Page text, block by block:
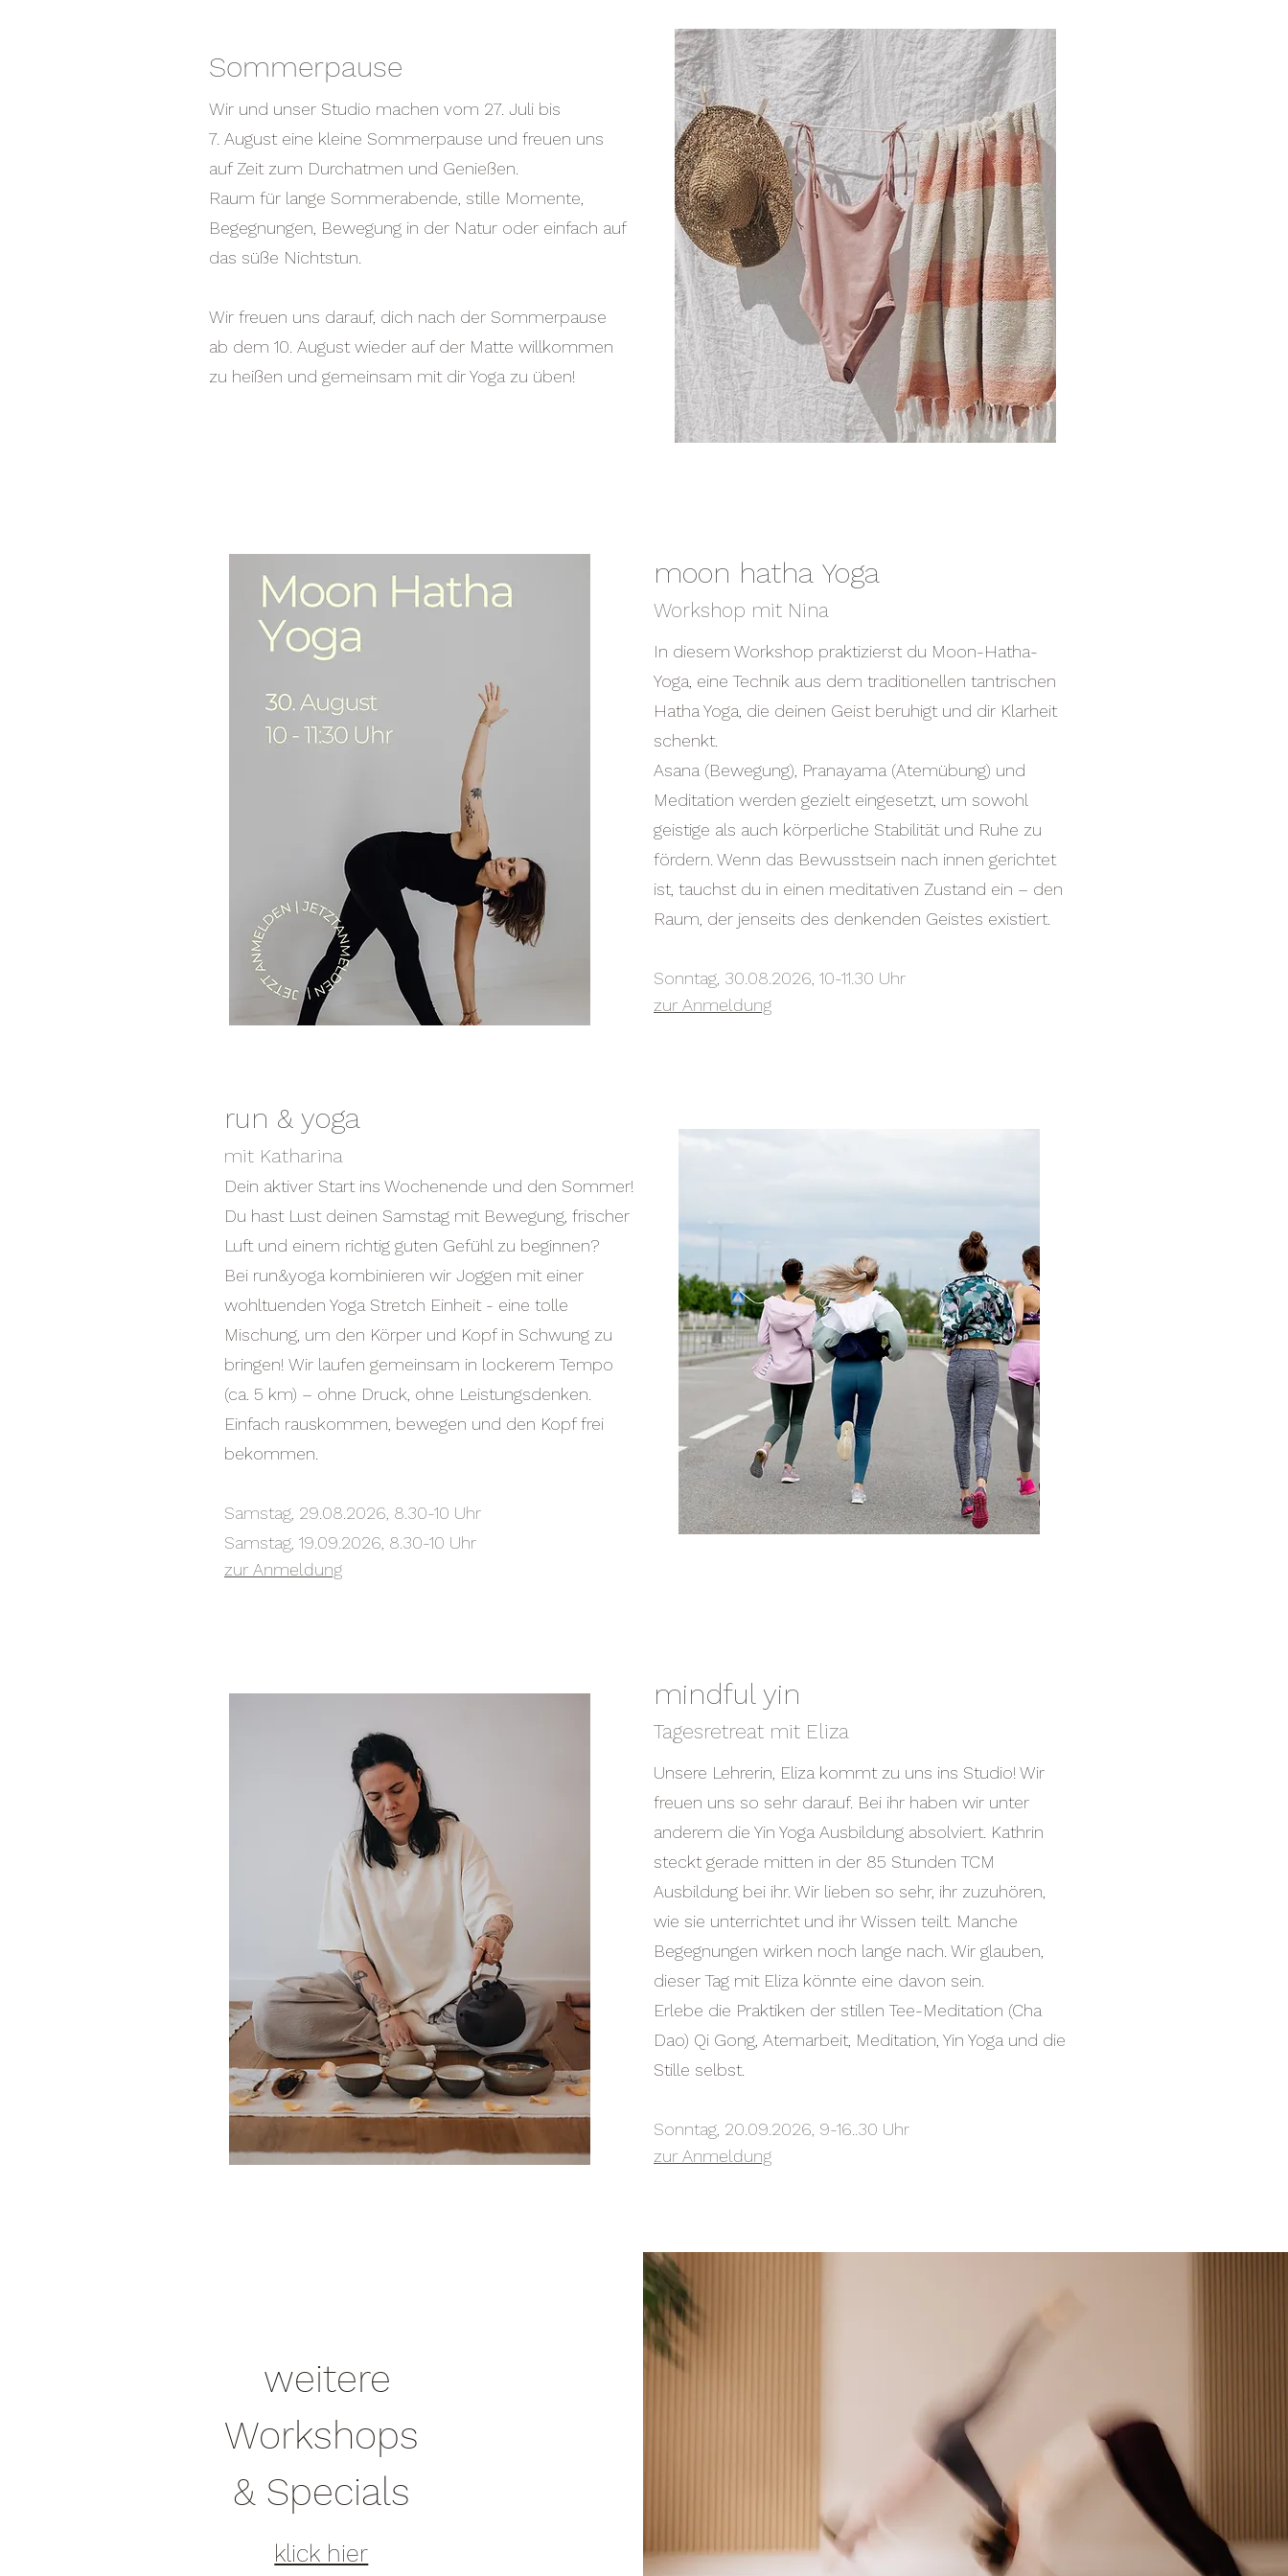
Sommerpause
​​​Wir und unser Studio machen vom 27. Juli bis
7. August eine kleine Sommerpause und freuen uns
auf Zeit zum Durchatmen und Genießen.
Raum für lange Sommerabende, stille Momente,
Begegnungen, Bewegung in der Natur oder einfach auf
das süße Nichtstun.
Wir freuen uns darauf, dich nach der Sommerpause
ab dem 10. August wieder auf der Matte willkommen
zu heißen und gemeinsam mit dir Yoga zu üben!
moon hatha Yoga
Workshop mit Nina
In diesem Workshop praktizierst du Moon-Hatha-
Yoga, eine Technik aus dem traditionellen tantrischen
Hatha Yoga, die deinen Geist beruhigt und dir Klarheit
schenkt.
Asana (Bewegung), Pranayama (Atemübung) und
Meditation werden gezielt eingesetzt, um sowohl
geistige als auch körperliche Stabilität und Ruhe zu
fördern. Wenn das Bewusstsein nach innen gerichtet
ist, tauchst du in einen meditativen Zustand ein – den
Raum, der jenseits des denkenden Geistes existiert.
Sonntag, 30.08.2026, 10-11.30 Uhr
zur Anmeldung
run & yoga
mit Katharina
Dein aktiver Start ins Wochenende und den Sommer!
Du hast Lust deinen Samstag mit Bewegung, frischer
Luft und einem richtig guten Gefühl zu beginnen?
Bei run&yoga kombinieren wir Joggen mit einer
wohltuenden Yoga Stretch Einheit - eine tolle
Mischung, um den Körper und Kopf in Schwung zu
bringen! Wir laufen gemeinsam in lockerem Tempo
(ca. 5 km) – ohne Druck, ohne Leistungsdenken.
Einfach rauskommen, bewegen und den Kopf frei
bekommen.
Samstag, 29.08.2026, 8.30-10 Uhr
Samstag, 19.09.2026, 8.30-10 Uhr
zur Anmeldung
mindful yin
Tagesretreat mit Eliza
Unsere Lehrerin, Eliza kommt zu uns ins Studio! Wir
freuen uns so sehr darauf. Bei ihr haben wir unter
anderem die Yin Yoga Ausbildung absolviert. Kathrin
steckt gerade mitten in der 85 Stunden TCM
Ausbildung bei ihr. Wir lieben so sehr, ihr zuzuhören,
wie sie unterrichtet und ihr Wissen teilt. Manche
Begegnungen wirken noch lange nach. Wir glauben,
dieser Tag mit Eliza könnte eine davon sein.
Erlebe die Praktiken der stillen Tee-Meditation (Cha
Dao) Qi Gong, Atemarbeit, Meditation, Yin Yoga und die
Stille selbst.
Sonntag, 20.09.2026, 9-16..30 Uhr
zur Anmeldung
weitere
Workshops
& Specials
klick hier